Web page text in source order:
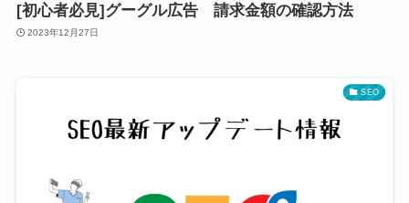
[初心者必見]グーグル広告 請求金額の確認方法
2023年12月27日
SEO